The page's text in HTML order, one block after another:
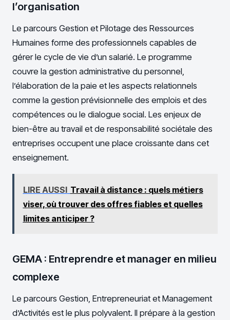
l’organisation
Le parcours Gestion et Pilotage des Ressources
Humaines forme des professionnels capables de
gérer le cycle de vie d’un salarié. Le programme
couvre la gestion administrative du personnel,
l’élaboration de la paie et les aspects relationnels
comme la gestion prévisionnelle des emplois et des
compétences ou le dialogue social. Les enjeux de
bien-être au travail et de responsabilité sociétale des
entreprises occupent une place croissante dans cet
enseignement.
LIRE AUSSI Travail à distance : quels métiers
viser, où trouver des offres fiables et quelles
limites anticiper ?
GEMA : Entreprendre et manager en milieu
complexe
Le parcours Gestion, Entrepreneuriat et Management
d’Activités est le plus polyvalent. Il prépare à la gestion